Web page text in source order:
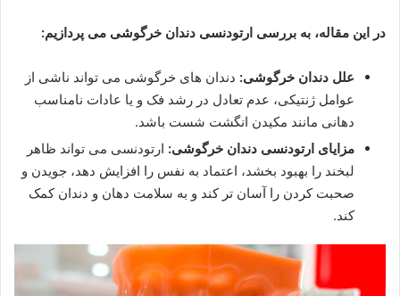
در این مقاله، به بررسی ارتودنسی دندان خرگوشی می پردازیم:
علل دندان خرگوشی: دندان های خرگوشی می تواند ناشی از
عوامل ژنتیکی، عدم تعادل در رشد فک و یا عادات نامناسب
دهانی مانند مکیدن انگشت شست باشد.
مزایای ارتودنسی دندان خرگوشی: ارتودنسی می تواند ظاهر
لبخند را بهبود بخشد، اعتماد به نفس را افزایش دهد، جویدن و
صحبت کردن را آسان تر کند و به سلامت دهان و دندان کمک
کند.